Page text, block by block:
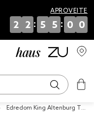
APROVEITE
2 2 : 5 5 : 0 0
Edredom King Altenburg To